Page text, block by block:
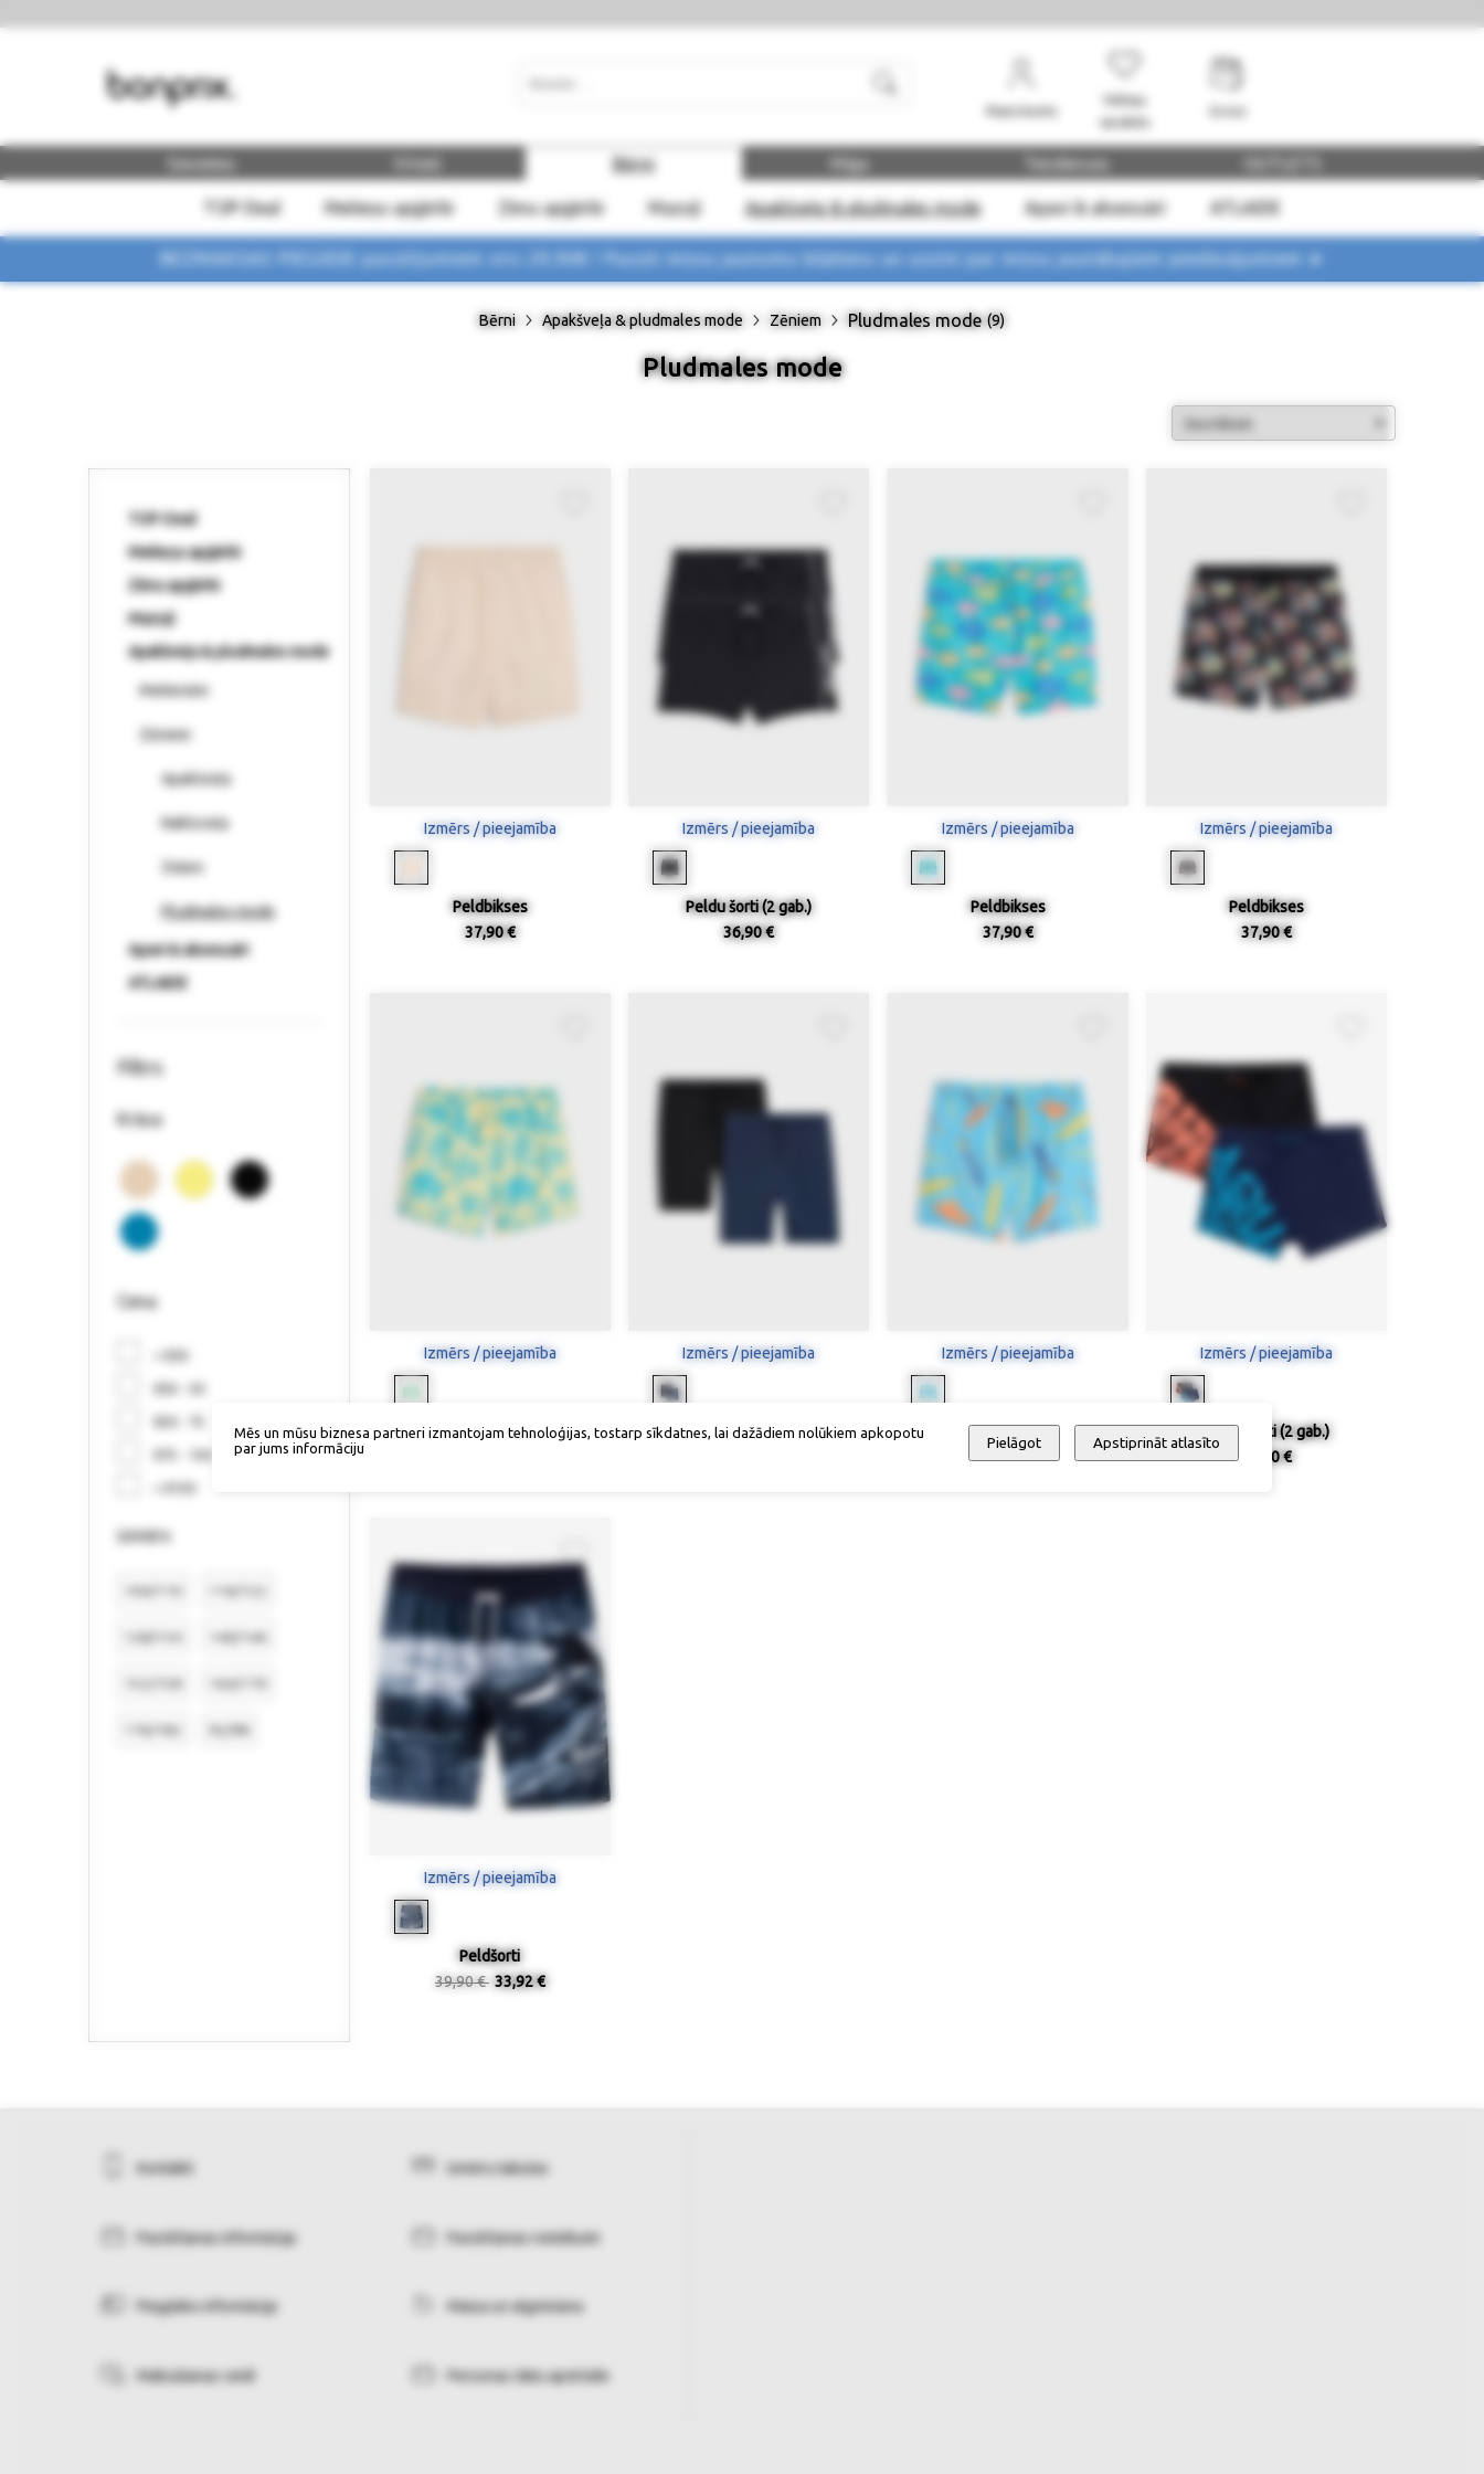
Mans konts
Vēlmju
saraksts
Sievietes Vīrieši Bērni
TOP-Deal Meiteņu apģērbi Zēnu apģērbi Mazuļi Apakšveļa & pludmales mode Apavi & aksesuāri ATLAIDE
Māja Tendences
BEZMAKSAS PIEGĀDE pasūtījumiem virs 29,90€ ! Pasūti mūsu jaunumu biļetenu un uzzini par mūsu jaunākajiem piedāvājumiem ➤
Bērni Apakšveļa & pludmales mode Zēniem Pludmales mode (9)
Pludmales mode
TOP-Deal
Meiteņu apģērbi
Zēnu apģērbi
Mazuļi
Apakšveļa & pludmales mode
Meitenēm
Zēniem
Apakšveļa
Naktsveļa
Zeķes
Pludmales mode
Apavi & aksesuāri
ATLAIDE
Filtrs
Krāsa
Cena
< €30
€30 - 50
€50 - 75
€75 - 150
> €150
izmērs
Izmērs / pieejamība
Peldbikses
37,90 €
Izmērs / pieejamība
Peldu šorti (2 gab.)
36,90 €
Izmērs / pieejamība
Peldbikses
37,90 €
Izmērs / pieejamība
Peldbikses
37,90 €
Izmērs / pieejamība
Peldbikses
Izmērs / pieejamība
Peldu šorti (2 gab.)
Izmērs / pieejamība
Peldbikses
36,90 €
Izmērs / pieejamība
Peldu šorti (2 gab.)
39,90 €
Izmērs / pieejamība
Peldšorti
39,90 € 33,92 €
Kontakti Izmēru tabulas
Pasūtīšanas informācija Pasūtīšanas noteikumi
Piegādes informācija Maiņa un atgriešana
Maksāšanas veidi Personas datu apstrāde
Mēs un mūsu biznesa partneri izmantojam tehnoloģijas, tostarp sīkdatnes, lai dažādiem nolūkiem apkopotu
par jums informāciju
Pielāgot Apstiprināt atlasīto